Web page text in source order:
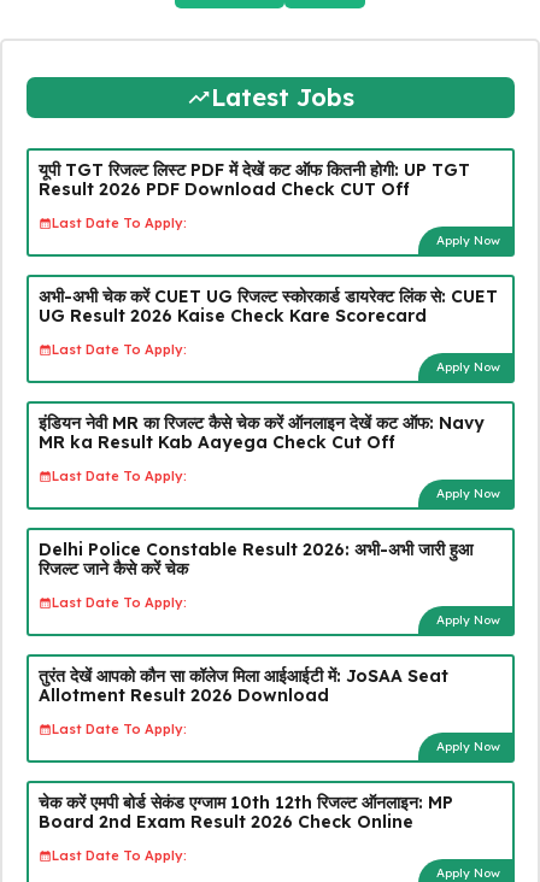
Latest Jobs
यूपी TGT रिजल्ट लिस्ट PDF में देखें कट ऑफ कितनी होगी: UP TGT
Result 2026 PDF Download Check CUT Off
Last Date To Apply:
Apply Now
अभी-अभी चेक करें CUET UG रिजल्ट स्कोरकार्ड डायरेक्ट लिंक से: CUET
UG Result 2026 Kaise Check Kare Scorecard
Last Date To Apply:
Apply Now
इंडियन नेवी MR का रिजल्ट कैसे चेक करें ऑनलाइन देखें कट ऑफ: Navy
MR ka Result Kab Aayega Check Cut Off
Last Date To Apply:
Apply Now
Delhi Police Constable Result 2026: अभी-अभी जारी हुआ
रिजल्ट जाने कैसे करें चेक
Last Date To Apply:
Apply Now
तुरंत देखें आपको कौन सा कॉलेज मिला आईआईटी में: JoSAA Seat
Allotment Result 2026 Download
Last Date To Apply:
Apply Now
चेक करें एमपी बोर्ड सेकंड एग्जाम 10th 12th रिजल्ट ऑनलाइन: MP
Board 2nd Exam Result 2026 Check Online
Last Date To Apply:
Apply Now